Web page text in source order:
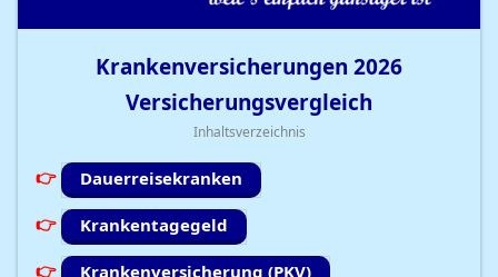
Krankenversicherungen 2026
Versicherungsvergleich
Inhaltsverzeichnis
Dauerreisekranken
Krankentagegeld
Krankenversicherung (PKV)